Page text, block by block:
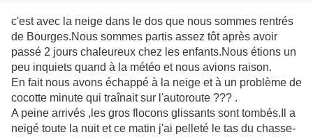
c'est avec la neige dans le dos que nous sommes rentrés
de Bourges.Nous sommes partis assez tôt après avoir
passé 2 jours chaleureux chez les enfants.Nous étions un
peu inquiets quand à la météo et nous avions raison.
En fait nous avons échappé à la neige et à un problème de
cocotte minute qui traînait sur l'autoroute ??? .
A peine arrivés ,les gros flocons glissants sont tombés.Il a
neigé toute la nuit et ce matin j'ai pelleté le tas du chasse-